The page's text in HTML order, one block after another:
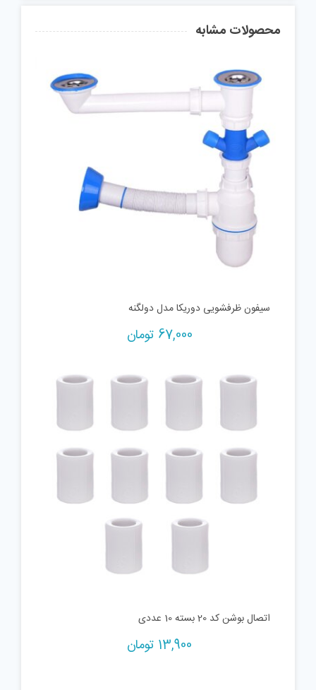
محصولات مشابه
سیفون ظرفشویی دوریکا مدل دولگنه
67,000 تومان
اتصال بوشن کد 20 بسته 10 عددی
13,900 تومان